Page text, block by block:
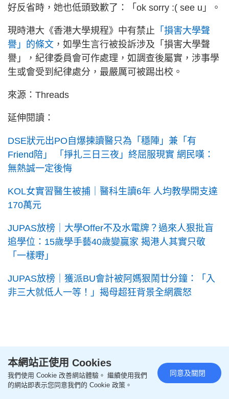
好反省時，她也低頭致歉了：「ok sorry :( see u」。
現時港大《香港大學規程》中有禁止 「損害大學聲
譽」的條文 ，如學生言行被投訴涉及「損害大學聲
譽」，紀律委員會可作處理，如調查後屬實，涉事學
生或會受到紀律處分，最嚴厲可被踢出校。
來源：Threads
延伸閱讀：
DSE狀元出PO自爆揀讀醫只為「穩陣」兼「有
Friend陪」 「掙扎三日三夜」終屈服現實 網民嘆：
無熱誠一定後悔
KOL女實習醫生被捕｜醫科生讀6年 人均教學開支達
170萬元
JUPAS放榜｜大學Offer不及水電牌？過來人狠批盲
追學位：15歲學手藝40歲變贏家 揭港人其實只敬
「一樣嘢」
JUPAS放榜｜獲派BU會計被阿媽狠鬧廿分鐘：「入
非三大就低人一等！」揭母超狂背景全網震怒
↓追蹤《星島頭條》WhatsApp頻道↓
本網站正使用 Cookies
我們使用 Cookie 改善網站體驗。 繼續使用我們
的網站即表示您同意我們的 Cookie 政策。
同意及關閉